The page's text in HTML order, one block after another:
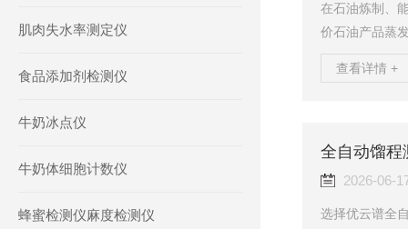
肌肉失水率测定仪
食品添加剂检测仪
牛奶冰点仪
牛奶体细胞计数仪
蜂蜜检测仪麻度检测仪
在石油炼制、
价石油产品蒸
程数据已成为
589-2001等标
实验室提...
查看详情 +
全自动馏程
2026-06-
选择优云谱全